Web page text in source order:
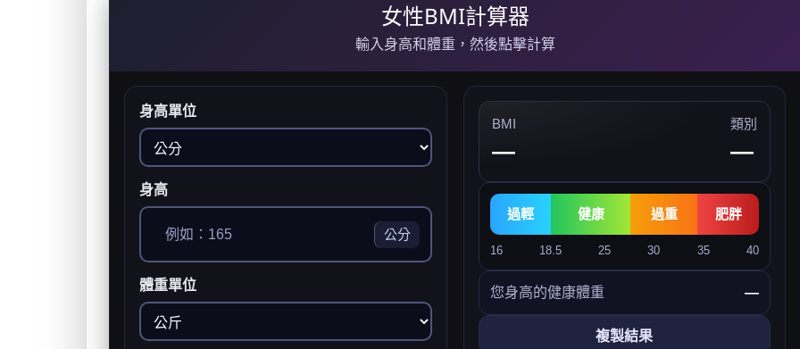
女性BMI計算器
輸入身高和體重，然後點擊計算
身高單位
身高
公分
體重單位
BMI
—
類別
—
過輕 健康 過重 肥胖
16 18.5 25 30 35 40
您身高的健康體重 —
複製結果